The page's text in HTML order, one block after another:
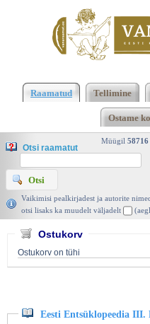
Entsüklopeedia III.
(peatoimetaja), Loodus
Raamatud Tellimine
Ostame
Müügil 58716
Otsi raamatut
Vaikimisi pealkirjadest ja autorite
otsi lisaks ka muudelt väljadelt
Ostukorv
Ostukorv on tühi
Eesti Entsüklopeedia III.